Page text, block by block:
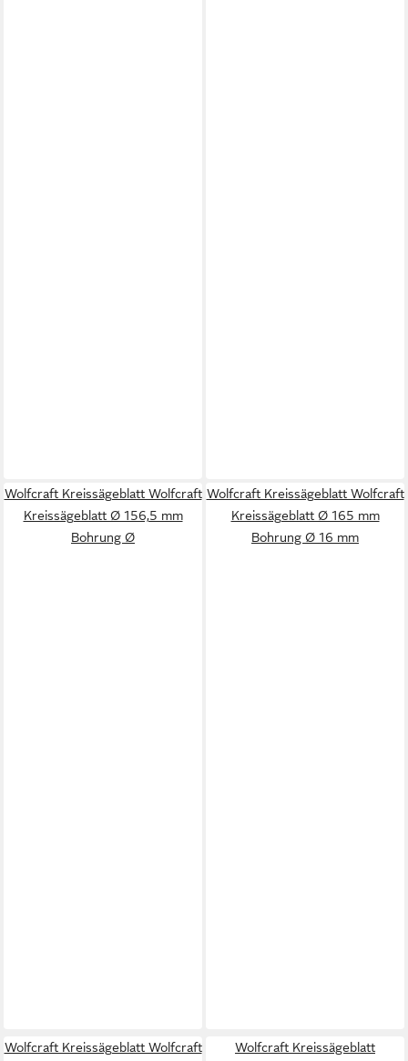
Wolfcraft Kreissägeblatt Wolfcraft
Kreissägeblatt Ø 156,5 mm
Bohrung Ø
Wolfcraft Kreissägeblatt Wolfcraft
Kreissägeblatt Ø 165 mm
Bohrung Ø 16 mm
Wolfcraft Kreissägeblatt Wolfcraft
Wolfcraft Kreissägeblatt